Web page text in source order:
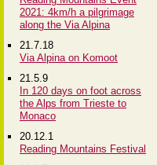
2021: 4km/h a pilgrimage
along the Via Alpina
21.7.18
Via Alpina on Komoot
21.5.9
In 120 days on foot across
the Alps from Trieste to
Monaco
20.12.1
Reading Mountains Festival